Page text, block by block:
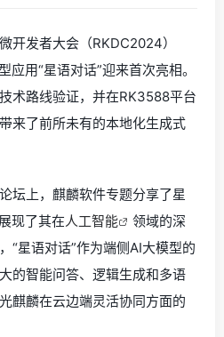
开发者大会（RKDC2024）
应用“星语对话”迎来首次亮相。
术路线验证，并在RK3588平台
来了前所未有的本地化生成式
坛上，麒麟软件专题分享了星
现了其在人工智能
领域的深
“星语对话”作为端侧AI大模型的
的智能问答、逻辑生成和多语
麒麟在云边端灵活协同方面的